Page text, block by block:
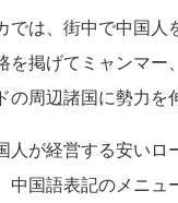
では、街中で中国人
を掲げてミャンマー
の周辺諸国に勢力を
人が経営する安いロ
中国語表記のメニュ